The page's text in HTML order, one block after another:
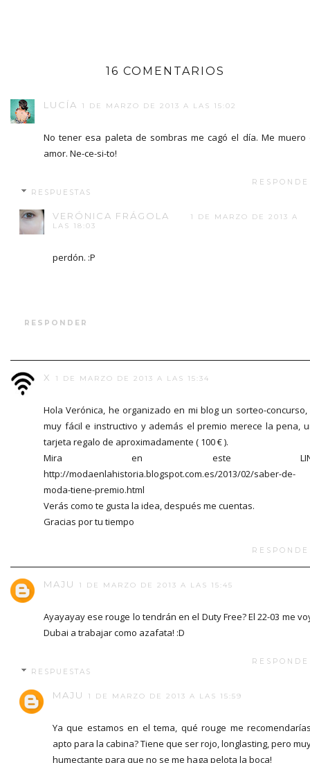
16 COMENTARIOS
LUCÍA 1 DE MARZO DE 2013 A LAS 15:02
No tener esa paleta de sombras me cagó el día. Me muero
amor. Ne-ce-si-to!
RESPUESTAS
VERÓNICA FRÁGOLA
1 DE MARZO DE 2013 A
LAS 18:03
perdón. :P
RESPONDER
X 1 DE MARZO DE 2013 A LAS 15:34
Hola Verónica, he organizado en mi blog un sorteo-concurso,
muy fácil e instructivo y además el premio merece la pena,
tarjeta regalo de aproximadamente ( 100 € ).
Mira en este
http://modaenlahistoria.blogspot.com.es/2013/02/saber-de-
moda-tiene-premio.html
Verás como te gusta la idea, después me cuentas.
Gracias por tu tiempo
MAJU 1 DE MARZO DE 2013 A LAS 15:45
Ayayayay ese rouge lo tendrán en el Duty Free? El 22-03 me
Dubai a trabajar como azafata! :D
RESPUESTAS
MAJU 1 DE MARZO DE 2013 A LAS 15:59
Ya que estamos en el tema, qué rouge me
apto para la cabina? Tiene que ser rojo, longlasting, pero
humectante para que no se me haga pelota la boca!